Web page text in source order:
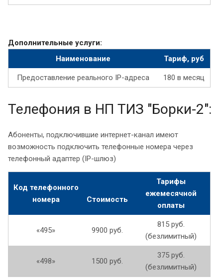
Дополнительные услуги:
Наименование
Тариф, руб
Предоставление реального IP-адреса 180 в месяц
Телефония в НП ТИЗ "Борки-2":
Абоненты, подключившие интернет-канал имеют
возможность подключить телефонные номера через
телефонный адаптер (IP-шлюз)
Код телефонного
номера
Стоимость
Тарифы
ежемесячной
оплаты
«495» 9900 руб.
815 руб.
(безлимитный)
«498» 1500 руб.
375 руб.
(безлимитный)